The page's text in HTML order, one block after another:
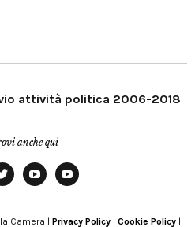
attività politica 2006-2018
anche qui
Modena
Camera | Privacy Policy| Cookie Policy|